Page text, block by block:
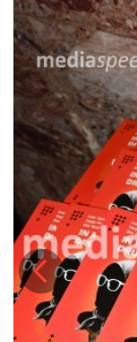
Predstava je s svojo
Aljoša Ternovšek,
Lucija Harum in
občinstvo in požela
Urša Vidic
, kostume
pa je oblikoval
Prejšnja